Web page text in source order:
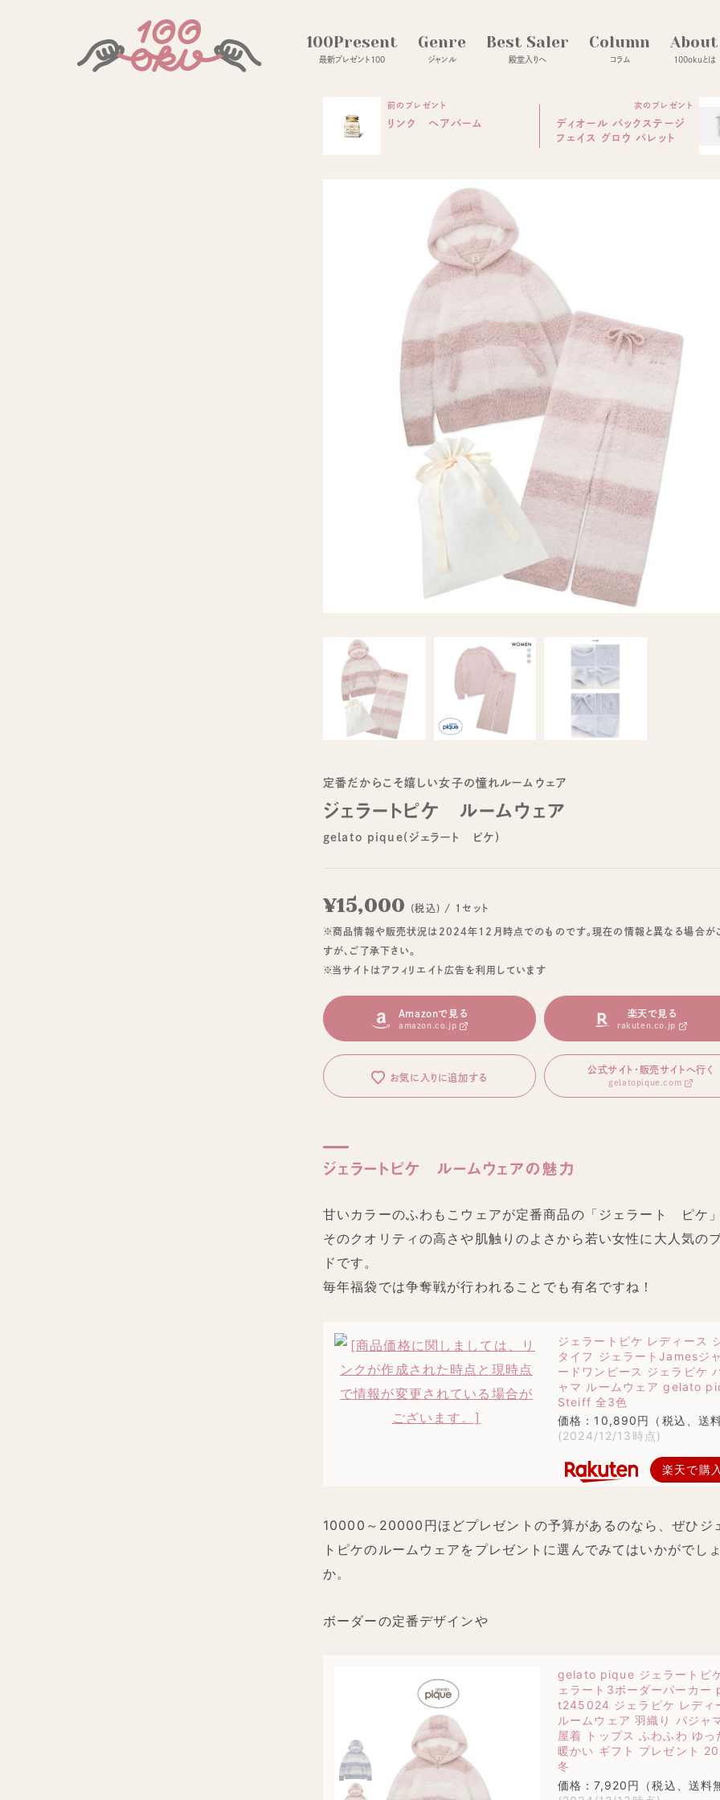
100Present
最新プレゼント100
Genre
ジャンル
Best Saler
殿堂入りへ
Column
コラム
About
100okuとは
前のプレゼント
リンク ヘアバーム
次のプレゼント
ディオール バックステージ
フェイス グロウ パレット
定番だからこそ嬉しい女子の憧れルームウェア
ジェラートピケ ルームウェア
gelato pique(ジェラート ピケ)
¥15,000 (税込) / 1セット
※商品情報や販売状況は2024年12月時点でのものです。現在の情報と異なる場合が
すが、ご了承下さい。
※当サイトはアフィリエイト広告を利用しています
Amazonで見る
amazon.co.jp
楽天で見る
rakuten.co.jp
お気に入りに追加する
公式サイト・販売サイトへ行く
gelatopique.com
ジェラートピケ ルームウェアの魅力
甘いカラーのふわもこウェアが定番商品の「ジェラート ピケ
そのクオリティの高さや肌触りのよさから若い女性に大人気の
ドです。
毎年福袋では争奪戦が行われることでも有名ですね！
ジェラートピケ レディース
タイフ ジェラートJamesジ
ードワンピース ジェラピケ
ャマ ルームウェア gelato
Steiff 全3色
価格：10,890円（税込、送
(2024/12/13時点)
楽天で購
10000～20000円ほどプレゼントの予算があるのなら、ぜひジ
トピケのルームウェアをプレゼントに選んでみてはいかがでし
か。
ボーダーの定番デザインや
gelato pique ジェラートピ
ェラート3ボーダーパーカー
t245024 ジェラピケ レディ
ルームウェア 羽織り パジャ
屋着 トップス ふわふわ ゆっ
暖かい ギフト プレゼント
冬
価格：7,920円（税込、送料